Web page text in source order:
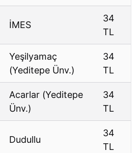
İMES
34
TL
Yeşilyamaç
(Yeditepe Ünv.)
34
TL
Acarlar (Yeditepe
Ünv.)
34
TL
Dudullu
34
TL